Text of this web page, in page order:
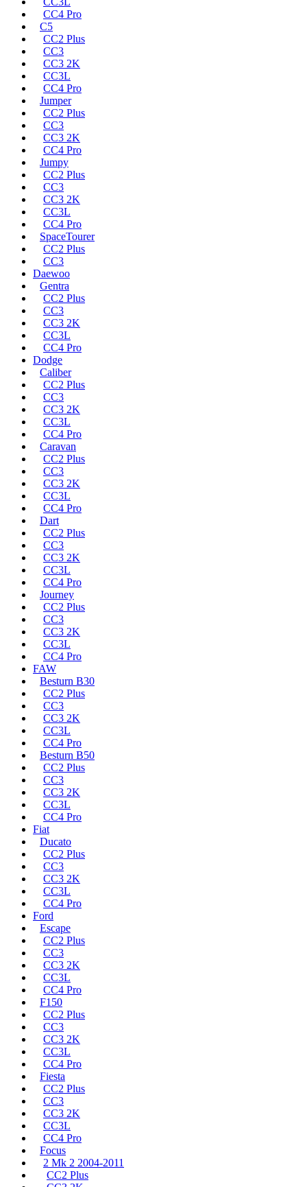
CC4 Pro
C5
CC2 Plus
CC3
CC3 2K
CC3L
CC4 Pro
Jumper
CC2 Plus
CC3
CC3 2K
CC4 Pro
Jumpy
CC2 Plus
CC3
CC3 2K
CC3L
CC4 Pro
SpaceTourer
CC2 Plus
CC3
Daewoo
Gentra
CC2 Plus
CC3
CC3 2K
CC3L
CC4 Pro
Dodge
Caliber
CC2 Plus
CC3
CC3 2K
CC3L
CC4 Pro
Caravan
CC2 Plus
CC3
CC3 2K
CC3L
CC4 Pro
Dart
CC2 Plus
CC3
CC3 2K
CC3L
CC4 Pro
Journey
CC2 Plus
CC3
CC3 2K
CC3L
CC4 Pro
FAW
Besturn B30
CC2 Plus
CC3
CC3 2K
CC3L
CC4 Pro
Besturn B50
CC2 Plus
CC3
CC3 2K
CC3L
CC4 Pro
Fiat
Ducato
CC2 Plus
CC3
CC3 2K
CC3L
CC4 Pro
Ford
Escape
CC2 Plus
CC3
CC3 2K
CC3L
CC4 Pro
F150
CC2 Plus
CC3
CC3 2K
CC3L
CC4 Pro
Fiesta
CC2 Plus
CC3
CC3 2K
CC3L
CC4 Pro
Focus
2 Mk 2 2004-2011
CC2 Plus